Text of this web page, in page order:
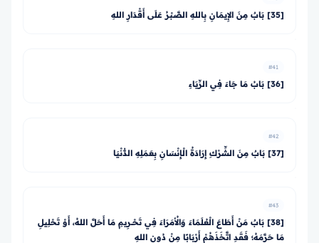
[35] بَابٌ مِنَ الإِيمَانِ بِاللهِ الصَّبْرُ عَلَى أَقْدَارِ اللهِ
#41
[36] بَابُ مَا جَاءَ فِي الرِّيَاءِ
#42
[37] بَابٌ مِنَ الشِّرْكِ إِرَادَةُ الْإِنْسَانِ بِعَمَلِهِ الدُّنْيَا
#43
[38] بَابٌ مَنْ أَطَاعَ الْعُلَمَاءَ وَالأُمَرَاءَ فِي تَحْــرِيمِ مَا أَحَلَّ اللهُ، أَوْ تَحْلِيلِ
مَا حَرَّمَهُ؛ فَقَدِ اتَّخَذَهُمْ أَرْبَابًا مِنْ دُونِ اللهِ